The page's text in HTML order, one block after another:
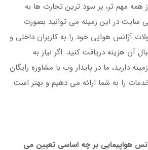
مهم تر، پر سود ترین تجارت ها به
سایت در این زمینه می توانید بصورت
آژانس هوایی خود را به کاربران داخلی و
آن هزینه دریافت کنید. اگر نیاز به
دارید، ما در پایدار وب با مشاوره رایگان
را به شما ارائه می دهیم و بهتر است
هواپیمایی بر چه اساسی تعیین می